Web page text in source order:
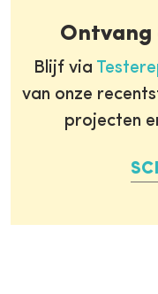
Ontvang
Blijf via
van onze
projecten